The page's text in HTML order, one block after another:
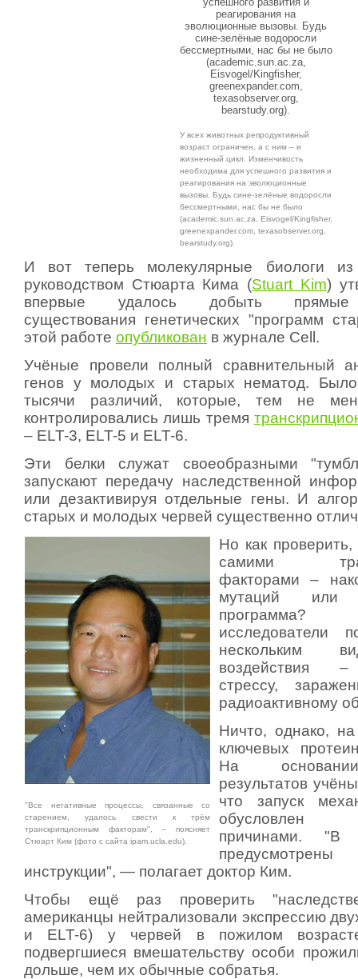
У всех животных репродуктивный
возраст ограничен, а с ним – и
жизненный цикл. Изменчивость
необходима для успешного развития и
реагирования на эволюционные
вызовы. Будь сине-зелёные водоросли
бессмертными, нас бы не было
(academic.sun.ac.za, Eisvogel/Kingfisher,
greenexpander.com, texasobserver.org,
bearstudy.org).
И вот теперь молекулярные биологи
руководством Стюарта Кима (Stuart Kim)
впервые удалось добыть прямые
существования генетических "программ
этой работе опубликован в журнале Cell.
Учёные провели полный сравнительный
генов у молодых и старых нематод.
тысячи различий, которые, тем не
контролировались лишь тремя
– ELT-3, ELT-5 и ELT-6.
Эти белки служат своеобразными
запускают передачу наследственной
или дезактивируя отдельные гены. И
старых и молодых червей существенно
"Все негативные процессы, связанные со
старением, удалось свести к трём
транскрипционным факторам", – поясняет
Стюарт Ким (фото с сайта ipam.ucla.edu).
Но как
самими
факторами –
мутаций или
исследователи
нескольким
воздействия –
стрессу,
радиоактивному
Ничто, однако,
ключевых
На
результатов
что запуск
обусловлен
причинами. "В
предусмотрены
инструкции", — полагает доктор Ким.
Чтобы ещё раз проверить
американцы нейтрализовали экспрессию
и ELT-6) у червей в пожилом
подвергшиеся вмешательству особи
дольше, чем их обычные собратья.